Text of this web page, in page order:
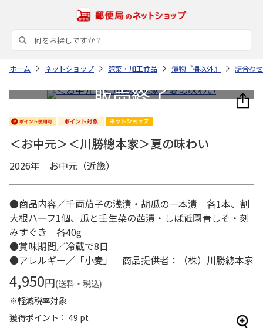
ホーム ネットショップ 惣菜・加工食品 漬物『梅以外』 詰合わせ
＜お中元＞＜川勝總本家＞夏の味わい
2026年 お中元（近畿）
●商品内容／千両茄子の浅漬・胡瓜の一本漬 各1本、割
大根ハーフ1個、瓜と壬生菜の茜漬・しば祇園青しそ・刻
みすぐき 各40g
●賞味期間／冷蔵で8日
●アレルギー／「小麦」 商品提供者：（株）川勝總本家
4,950円(送料・税込)
※軽減税率対象
獲得ポイント： 49 pt